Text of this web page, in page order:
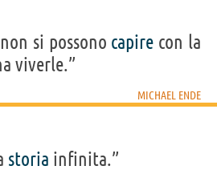
si possono capire con la
viverle.”
MICHAEL ENDE
storia infinita.”